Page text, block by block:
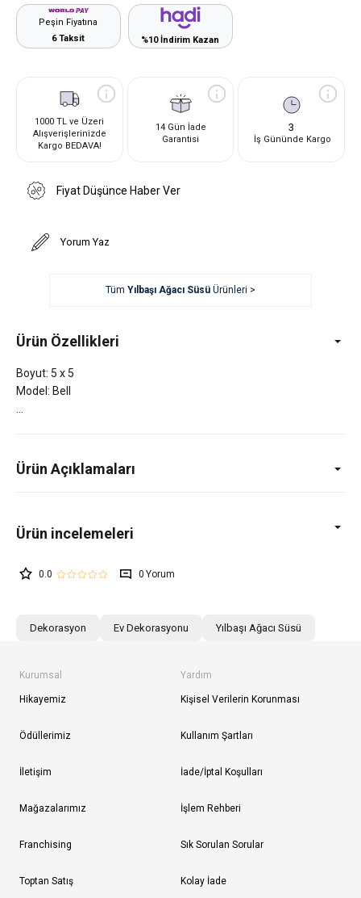
Peşin Fiyatına
6 Taksit
%10 İndirim Kazan
1000 TL ve Üzeri
Alışverişlerinizde
Kargo BEDAVA!
14 Gün İade
Garantisi
3
İş Gününde Kargo
Fiyat Düşünce Haber Ver
Yorum Yaz
Tüm Yılbaşı Ağacı SüsüÜrünleri >
Ürün Özellikleri
Boyut: 5 x 5
Model: Bell
Ürün Açıklamaları
0.0 0
Dekorasyon Ev Dekorasyonu Yılbaşı Ağacı Süsü
Kurumsal
Hikayemiz
Ödüllerimiz
İletişim
Mağazalarımız
Franchising
Toptan Satış
Yardım
Kişisel Verilerin Korunması
Kullanım Şartları
İade/İptal Koşulları
İşlem Rehberi
Sık Sorulan Sorular
Kolay İade